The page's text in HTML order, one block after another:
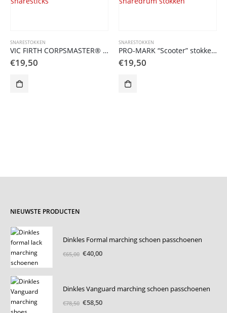
SNARESTOKKEN
VIC FIRTH CORPSMASTER® MARCHING MURRAY GUSSECK
€19,50
SNARESTOKKEN
PRO-MARK “Scooter” stokken SCOTT JOHNSON SYSTEM BLUE
€19,50
NIEUWSTE PRODUCTEN
Dinkles Formal marching schoen passchoenen
€65,00 Oorspronkelijke
€40,00Huidige
Dinkles Vanguard marching schoen passchoenen
€78,50 Oorspronkelijke
€58,50Huidige